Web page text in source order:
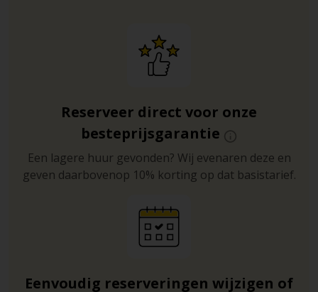
Reserveer direct voor onze
besteprijsgarantie
Een lagere huur gevonden? Wij evenaren deze en
geven daarbovenop 10% korting op dat basistarief.
Eenvoudig reserveringen wijzigen of